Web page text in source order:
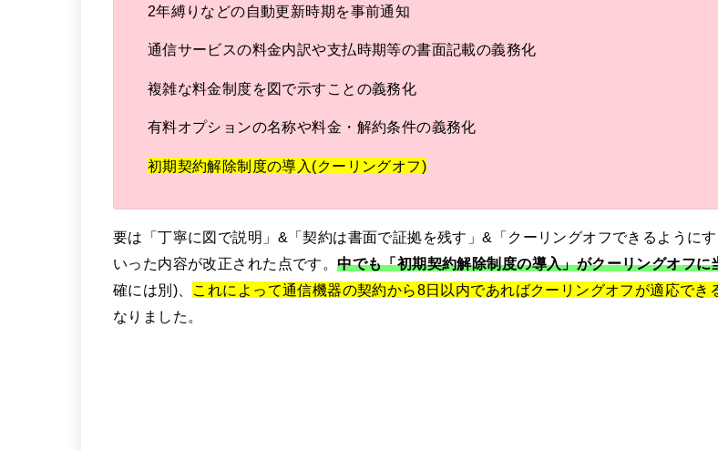
2年縛りなどの自動更新時期を事前通知
通信サービスの料金内訳や支払時期等の書面記載の義務化
複雑な料金制度を図で示すことの義務化
有料オプションの名称や料金・解約条件の義務化
初期契約解除制度の導入(クーリングオフ)
要は「丁寧に図で説明」&「契約は書面で証拠を残す」&「クーリングオフできるようにす
いった内容が改正された点です。中でも「初期契約解除制度の導入」がクーリングオフに
確には別)、 これによって通信機器の契約から8日以内であればクーリングオフが適応でき
なりました。